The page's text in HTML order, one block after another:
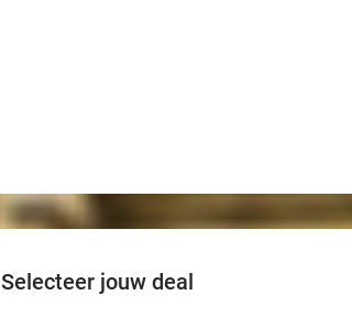
Selecteer jouw deal